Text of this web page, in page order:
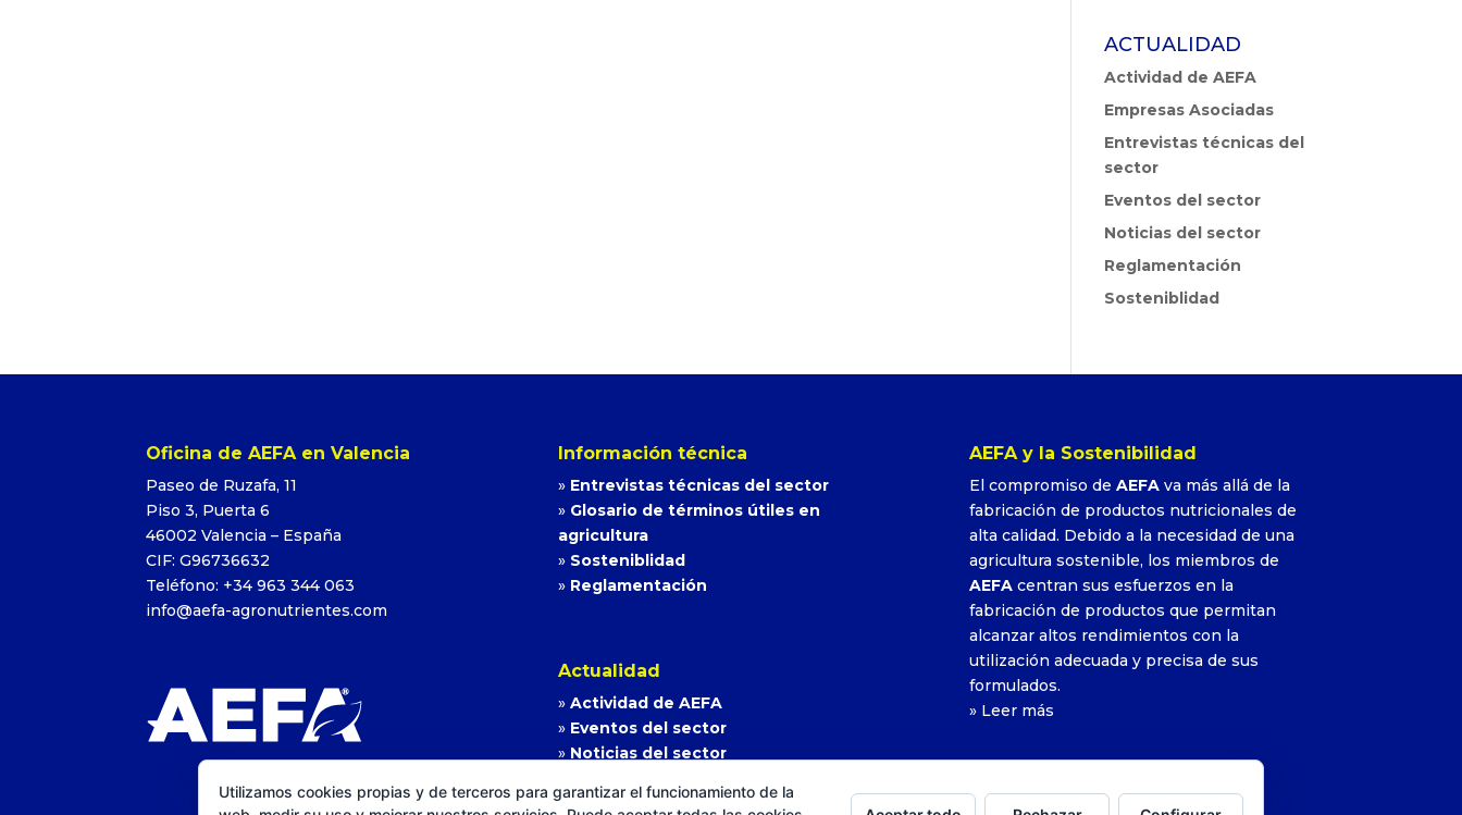
ACTUALIDAD
Actividad de AEFA
Empresas Asociadas
Entrevistas técnicas del
sector
Eventos del sector
Noticias del sector
Reglamentación
Sosteniblidad
Oficina de AEFA en Valencia
Paseo de Ruzafa, 11
Piso 3, Puerta 6
46002 Valencia – España
CIF: G96736632
Teléfono: +34 963 344 063
info@aefa-agronutrientes.com
Información técnica
» Entrevistas técnicas del sector
» Glosario de términos útiles en
agricultura
» Sosteniblidad
» Reglamentación
Actualidad
» Actividad de AEFA
» Eventos del sector
» Noticias del sector
AEFA y la Sostenibilidad
El compromiso de AEFAva más allá de la
fabricación de productos nutricionales de
alta calidad. Debido a la necesidad de una
agricultura sostenible, los miembros de
AEFAcentran sus esfuerzos en la
fabricación de productos que permitan
alcanzar altos rendimientos con la
utilización adecuada y precisa de sus
formulados.
» Leer más
Utilizamos cookies propias y de terceros para garantizar el funcionamiento de la